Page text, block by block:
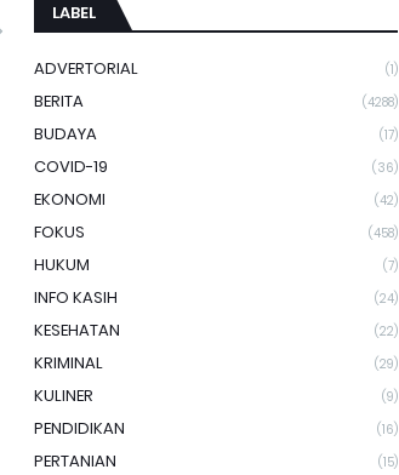
LABEL
ADVERTORIAL (1)
BERITA (4288)
BUDAYA (17)
COVID-19 (36)
EKONOMI (42)
FOKUS (458)
HUKUM (7)
INFO KASIH (24)
KESEHATAN (22)
KRIMINAL (29)
KULINER (9)
PENDIDIKAN (16)
PERTANIAN (15)